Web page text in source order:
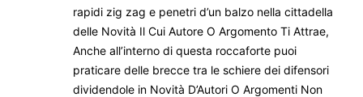
rapidi zig zag e penetri d’un balzo nella cittadella
delle Novità Il Cui Autore O Argomento Ti Attrae,
Anche all’interno di questa roccaforte puoi
praticare delle brecce tra le schiere dei difensori
dividendole in Novità D’Autori O Argomenti Non